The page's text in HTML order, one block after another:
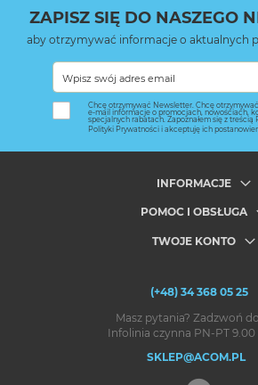
ZAPISZ SIĘ DO NASZEGO
aby otrzymywać informacje o aktualnych
Chcę otrzymywać Newsletter. Chcę
e-mail informacje o promocjach, nowościach,
specjalnych rabatach. Zapoznałem się z treścią
Polityki Prywatności i akceptuję ich
INFORMACJE
POMOC I OBSŁUGA
TWOJE KONTO
(+48) 34 368 05 25
Masz pytania? Zadzwoń
Infolinia czynna PN-PT 9.00
SKLEP@ACOM.PL